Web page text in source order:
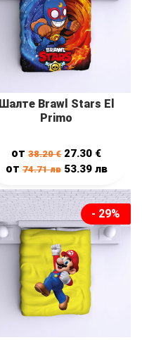
Шалте Brawl Stars El
Primo
от38.20€ 27.30 €
от 74.71лв 53.39 лв
- 29%